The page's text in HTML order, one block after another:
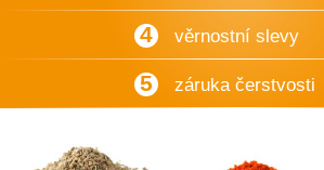
4 věrnostní slevy
5 záruka čerstvosti